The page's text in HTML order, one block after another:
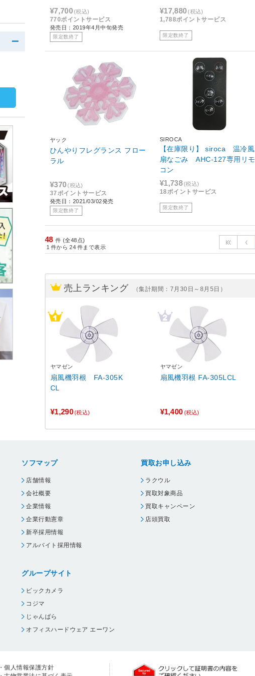
¥7,700(税込)
770ポイントサービス
発売日：2019年4月中旬発売
限定数終了
¥17,880(税込)
1,788ポイントサービス
限定数終了
ヤック
ひんやりフレグランス フロー
ラル
¥370 (税込)
37ポイントサービス
発売日：2021/03/02発売
限定数終了
SIROCA
【在庫限り】 siroca 温冷風
扇なごみ AHC-127専用リモ
コン
¥1,738(税込)
18ポイントサービス
限定数終了
48 件 (全48点)
1 件から 24 件まで表示
売上ランキング （集計期間：7月30日～8月5日）
ヤマゼン
扇風機羽根 FA-305K
CL
¥1,290(税込)
ヤマゼン
扇風機羽根 FA-305LCL
¥1,400 (税込)
ソフマップ
店舗情報
会社概要
企業情報
企業行動憲章
新卒採用情報
アルバイト採用情報
グループサイト
ビックカメラ
コジマ
じゃんぱら
オフィスハードウェア エーワン
買取お申し込み
ラクウル
買取対象商品
買取キャンペーン
店頭買取
・個人情報保護方針